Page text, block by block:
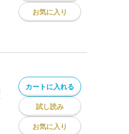
お気に入り
カートに入れる
試し読み
お気に入り